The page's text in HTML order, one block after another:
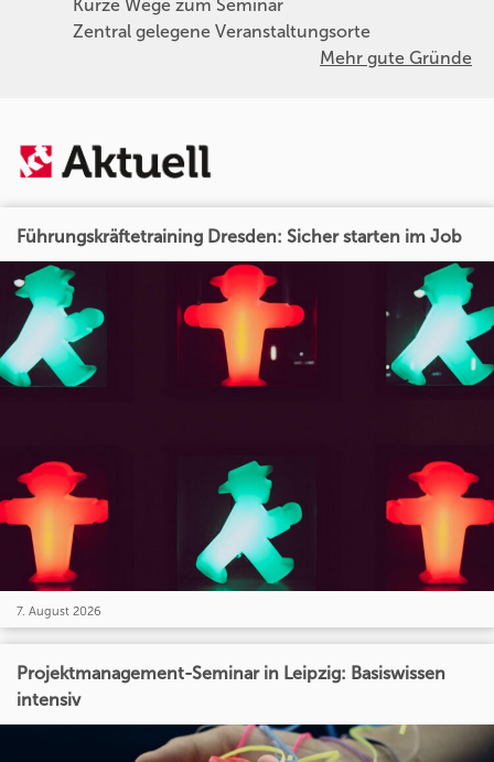
Kurze Wege zum Seminar
Zentral gelegene Veranstaltungsorte
Mehr gute Gründe
Führungskräftetraining Dresden: Sicher starten im Job
7. August 2026
Projektmanagement-Seminar in Leipzig: Basiswissen
intensiv